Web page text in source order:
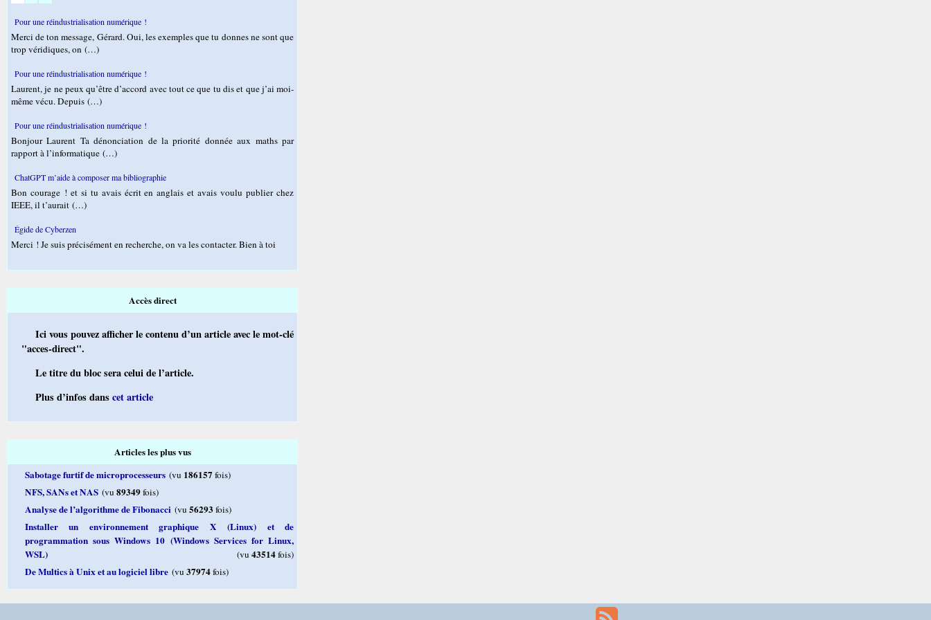
Pour une réindustrialisation numérique !
Merci de ton message, Gérard. Oui, les exemples que tu donnes ne sont que
trop véridiques, on (…)
Pour une réindustrialisation numérique !
Laurent, je ne peux qu’être d’accord avec tout ce que tu dis et que j’ai moi-
même vécu. Depuis (…)
Pour une réindustrialisation numérique !
Bonjour Laurent Ta dénonciation de la priorité donnée aux maths par
rapport à l’informatique (…)
ChatGPT m’aide à composer ma bibliographie
Bon courage ! et si tu avais écrit en anglais et avais voulu publier chez
IEEE, il t’aurait (…)
Égide de Cyberzen
Merci ! Je suis précisément en recherche, on va les contacter. Bien à toi
Accès direct
Ici vous pouvez afficher le contenu d’un article avec le mot-clé
"acces-direct".
Le titre du bloc sera celui de l’article.
Plus d’infos dans cet article
Articles les plus vus
Sabotage furtif de microprocesseurs (vu 186157fois)
NFS, SANs et NAS (vu 89349fois)
Analyse de l’algorithme de Fibonacci (vu 56293 fois)
Installer un environnement graphique X (Linux) et de
programmation sous Windows 10 (Windows Services for Linux,
WSL)
(vu43514fois)
De Multics à Unix et au logiciel libre (vu 37974fois)